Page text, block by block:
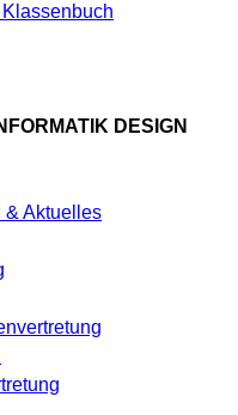
DESIGN
& Aktuelles